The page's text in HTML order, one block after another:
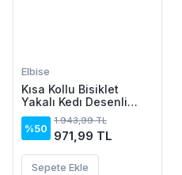
Elbise
Kısa Kollu Bisiklet
Yakalı Kedı Desenli
Midi Vıskon Elbise
%50
1.943,99 TL
971,99 TL
Sepete Ekle